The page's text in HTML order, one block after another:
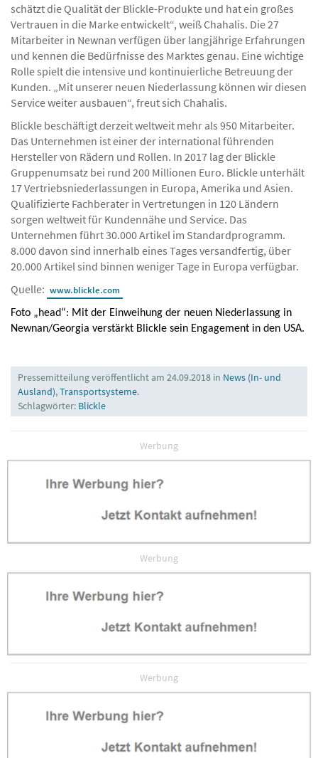
schätzt die Qualität der Blickle-Produkte und hat ein großes
Vertrauen in die Marke entwickelt“, weiß Chahalis. Die 27
Mitarbeiter in Newnan verfügen über langjährige Erfahrungen
und kennen die Bedürfnisse des Marktes genau. Eine wichtige
Rolle spielt die intensive und kontinuierliche Betreuung der
Kunden. „Mit unserer neuen Niederlassung können wir diesen
Service weiter ausbauen“, freut sich Chahalis.
Blickle beschäftigt derzeit weltweit mehr als 950 Mitarbeiter.
Das Unternehmen ist einer der international führenden
Hersteller von Rädern und Rollen. In 2017 lag der Blickle
Gruppenumsatz bei rund 200 Millionen Euro. Blickle unterhält
17 Vertriebsniederlassungen in Europa, Amerika und Asien.
Qualifizierte Fachberater in Vertretungen in 120 Ländern
sorgen weltweit für Kundennähe und Service. Das
Unternehmen führt 30.000 Artikel im Standardprogramm.
8.000 davon sind innerhalb eines Tages versandfertig, über
20.000 Artikel sind binnen weniger Tage in Europa verfügbar.
Quelle: www.blickle.com
Foto „head“: Mit der Einweihung der neuen Niederlassung in
Newnan/Georgia verstärkt Blickle sein Engagement in den USA.
Pressemitteilung veröffentlicht am 24.09.2018 in News (In- und
Ausland),Transportsysteme.
Schlagwörter: Blickle
Werbung
Werbung
Werbung